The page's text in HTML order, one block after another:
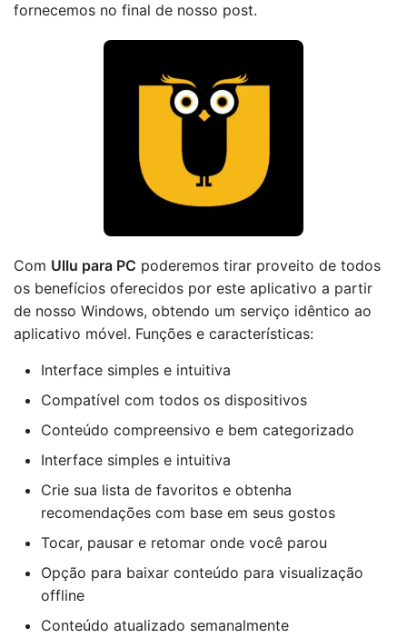
fornecemos no final de nosso post.
Com Ullu para PC poderemos tirar proveito de todos
os benefícios oferecidos por este aplicativo a partir
de nosso Windows, obtendo um serviço idêntico ao
aplicativo móvel. Funções e características:
Interface simples e intuitiva
Compatível com todos os dispositivos
Conteúdo compreensivo e bem categorizado
Interface simples e intuitiva
Crie sua lista de favoritos e obtenha
recomendações com base em seus gostos
Tocar, pausar e retomar onde você parou
Opção para baixar conteúdo para visualização
offline
Conteúdo atualizado semanalmente